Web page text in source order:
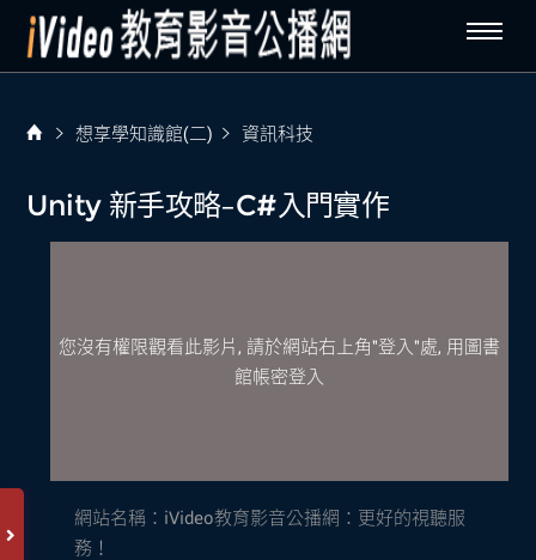
想享學知識館(二) 資訊科技
Unity 新手攻略–C#入門實作
您沒有權限觀看此影片, 請於網站右上角"登入"處, 用圖書
館帳密登入
網站名稱： iVideo教育影音公播網：更好的視聽服
務！